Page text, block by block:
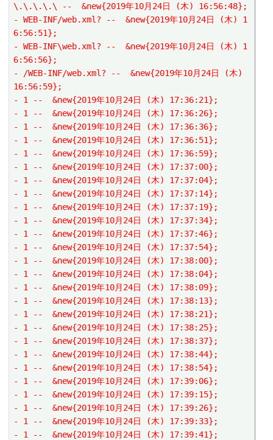
\.\.\.\.\ --  &new{2019年10月24日 (木) 16:56:48};
- WEB-INF/web.xml? --  &new{2019年10月24日 (木) 1
6:56:51};
- WEB-INF\web.xml? --  &new{2019年10月24日 (木) 1
6:56:56};
- /WEB-INF/web.xml? --  &new{2019年10月24日 (木)
16:56:59};
- 1 --  &new{2019年10月24日 (木) 17:36:21};
- 1 --  &new{2019年10月24日 (木) 17:36:26};
- 1 --  &new{2019年10月24日 (木) 17:36:36};
- 1 --  &new{2019年10月24日 (木) 17:36:51};
- 1 --  &new{2019年10月24日 (木) 17:36:59};
- 1 --  &new{2019年10月24日 (木) 17:37:00};
- 1 --  &new{2019年10月24日 (木) 17:37:04};
- 1 --  &new{2019年10月24日 (木) 17:37:14};
- 1 --  &new{2019年10月24日 (木) 17:37:19};
- 1 --  &new{2019年10月24日 (木) 17:37:34};
- 1 --  &new{2019年10月24日 (木) 17:37:46};
- 1 --  &new{2019年10月24日 (木) 17:37:54};
- 1 --  &new{2019年10月24日 (木) 17:38:00};
- 1 --  &new{2019年10月24日 (木) 17:38:04};
- 1 --  &new{2019年10月24日 (木) 17:38:09};
- 1 --  &new{2019年10月24日 (木) 17:38:13};
- 1 --  &new{2019年10月24日 (木) 17:38:21};
- 1 --  &new{2019年10月24日 (木) 17:38:25};
- 1 --  &new{2019年10月24日 (木) 17:38:37};
- 1 --  &new{2019年10月24日 (木) 17:38:44};
- 1 --  &new{2019年10月24日 (木) 17:38:54};
- 1 --  &new{2019年10月24日 (木) 17:39:06};
- 1 --  &new{2019年10月24日 (木) 17:39:15};
- 1 --  &new{2019年10月24日 (木) 17:39:26};
- 1 --  &new{2019年10月24日 (木) 17:39:33};
- 1 --  &new{2019年10月24日 (木) 17:39:41};